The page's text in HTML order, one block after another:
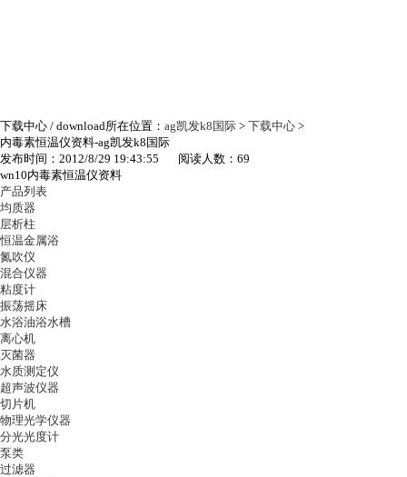
下载中心 / download所在位置： ag凯发k8国际 > 下载中心 >
内毒素恒温仪资料-ag凯发k8国际
发布时间：2012/8/29 19:43:55 阅读人数：69
wn10内毒素恒温仪资料
产品列表
均质器
层析柱
恒温金属浴
氮吹仪
混合仪器
粘度计
振荡摇床
水浴油浴水槽
离心机
灭菌器
水质测定仪
超声波仪器
切片机
物理光学仪器
分光光度计
泵类
过滤器